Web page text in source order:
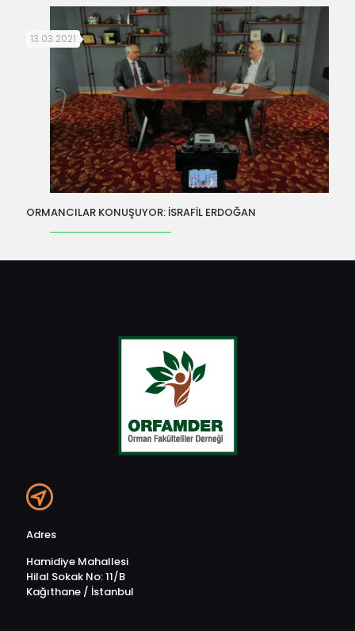
13.03.2021
ORMANCILAR KONUŞUYOR: İSRAFİL ERDOĞAN
Adres
Hamidiye Mahallesi
Hilal Sokak No: 11/B
Kağıthane / İstanbul